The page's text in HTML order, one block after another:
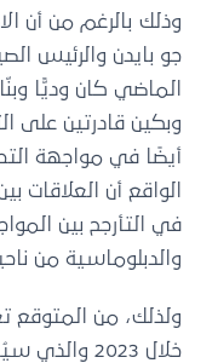
وذلك بالرغم من أن
جو بايدن والرئيس
الماضي كان وديًّا
وبكين قادرتين على
أيضًا في مواجهة
الواقع أن
في التأرجح بين
والدبلوماسية من
ولذلك، من المتوقع
خلال 2023